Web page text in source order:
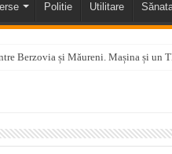
Politie Utilitare
Berzovia și Măureni. Mașina și un
Almăjului și zona Oravița – Cărbunari
apei potabile în Bocșa Română,